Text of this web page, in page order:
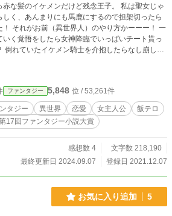
赤な髪のイケメンだけど残念王子。 私は聖女じゃ
しく、あんまりにも馬鹿にするので担架切ったら
それがお前（異世界人）のやり方かーーー！ 一
いく覚悟をしたら女神降臨でいっぱいチート貰っ
倒れていたイケメン騎士を介抱したらなし崩しに
ちゃって？ 楽しみにしていた異世界の
私はいつか、ここを出て旅をしたいんじゃーー！
か出られないやつ） 恋はそこそこ、腹が減
は宝の持ち腐れ！ ズボラ料
りのんびり異世界調味料開拓物語。 ※小説家に
クヨムでも公開中！
ファンタジー 5,848 位 / 53,261件
タジー 異世界 恋愛 女主人公
飯テロ
17回ファンタジー小説大賞
感想数 4
文字数 218,190
最終更新日 2024.09.07
登録日 2021.12.07
お気に入り追加 5